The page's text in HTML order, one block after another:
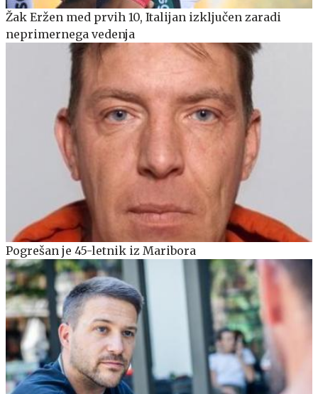
Žak Eržen med prvih 10, Italijan izključen zaradi
neprimernega vedenja
Pogrešan je 45-letnik iz Maribora